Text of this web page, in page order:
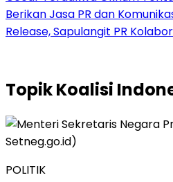
Berikan Jasa PR dan
Release, Sapulangit PR
TopikKoalisi
POLITIK